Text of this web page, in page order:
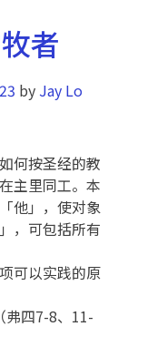
者
by Jay Lo
何按圣经的教
主里同工。本
他」，使对象
，可包括所有
可以实践的原
弗四7-8、11-